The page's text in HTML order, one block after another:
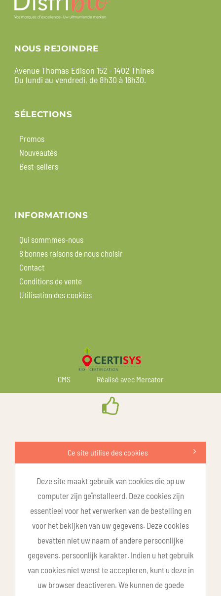
NOUS REJOINDRE
Avenue Thomas Edison 152 - 1402 Thines
Du lundi au vendredi, de 8h30 à 16h30.
SÉLECTIONS
Promos
Nouveautés
Best-sellers
INFORMATIONS
Qui sommmes-nous
8 bonnes raisons de nous choisir
Contact
Conditions de vente
Utilisation des cookies
CMS Réalisé avec Mercator
Ce site utilise des cookies
Deze site maakt gebruik van cookies die op uw
computer zijn geïnstalleerd. Deze cookies zijn
essentieel voor het verwerken van de bestelling en
voor het bekijken van uw gegevens. Deze cookies
bevatten niet uw naam of andere persoonlijke
gegevens. persoonlijk karakter. Indien u het gebruik
van cookies niet wenst te accepteren, kunt u deze in
uw browser deactiveren. We kunnen de goede